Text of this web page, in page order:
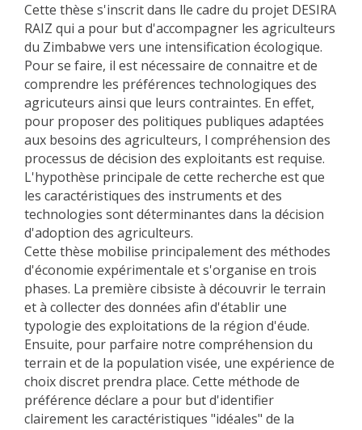
Cette thèse s'inscrit dans lle cadre du projet DESIRA
RAIZ qui a pour but d'accompagner les agriculteurs
du Zimbabwe vers une intensification écologique.
Pour se faire, il est nécessaire de connaitre et de
comprendre les préférences technologiques des
agricuteurs ainsi que leurs contraintes. En effet,
pour proposer des politiques publiques adaptées
aux besoins des agriculteurs, l compréhension des
processus de décision des exploitants est requise.
L'hypothèse principale de cette recherche est que
les caractéristiques des instruments et des
technologies sont déterminantes dans la décision
d'adoption des agriculteurs.
Cette thèse mobilise principalement des méthodes
d'économie expérimentale et s'organise en trois
phases. La première cibsiste à découvrir le terrain
et à collecter des données afin d'établir une
typologie des exploitations de la région d'éude.
Ensuite, pour parfaire notre compréhension du
terrain et de la population visée, une expérience de
choix discret prendra place. Cette méthode de
préférence déclare a pour but d'identifier
clairement les caractéristiques "idéales" de la